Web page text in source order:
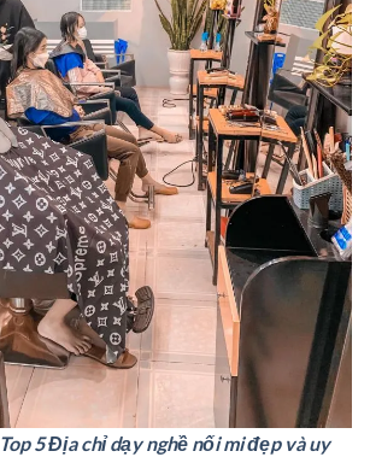
Top 5 Địa chỉ dạy nghề nối mi đẹp và uy